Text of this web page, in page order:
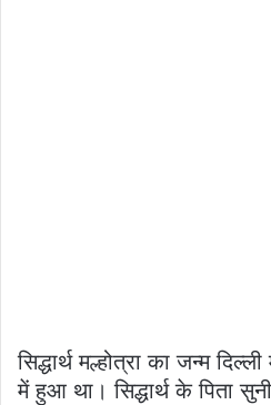
सिद्धार्थ मल्होत्रा ​​का जन्म
में हुआ था। सिद्धार्थ के पिता